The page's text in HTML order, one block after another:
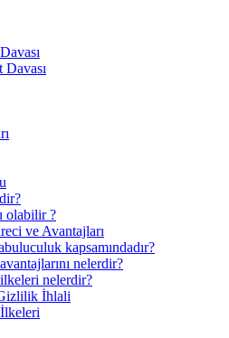
olabilir ?
ve Avantajları
kapsamındadır?
nelerdir?
nelerdir?
İhlali